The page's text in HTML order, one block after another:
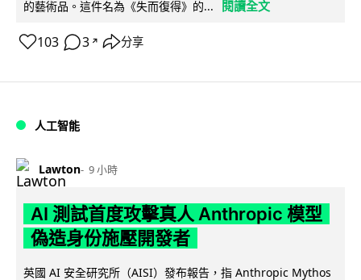
的藝術品。這件名為《失而復得》的...
閱讀全文
103 3 ↗ 分享
人工智能
Lawton 9 小時
AI 測試首度攻擊真人 Anthropic 模型
偽造身份施壓開發者
英國 AI 安全研究所（AISI）發布報告，指 Anthropic Mythos